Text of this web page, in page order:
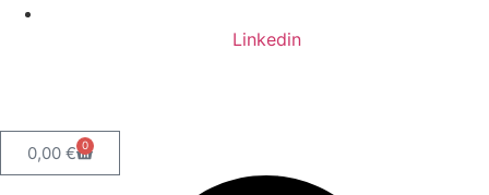
Linkedin
0,00 € 0